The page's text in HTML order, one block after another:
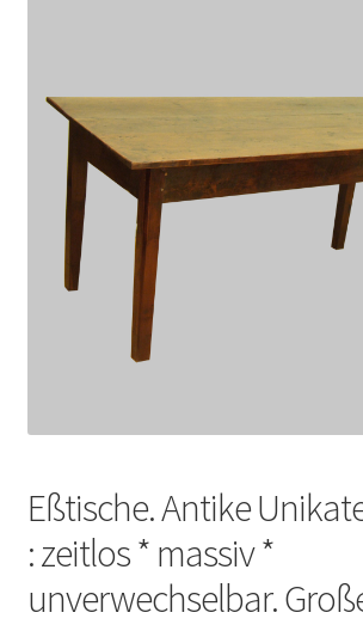
Datenschutzerklärung
Heimtextilien
Impressum
Mein Konto
Shop
Eßtische. Antike
: zeitlos * massiv *
unverwechselbar.